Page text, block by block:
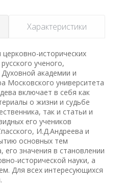
Характеристики
исторических
ученого,
академии и
Московского университета
включает в себя как
о жизни и судьбе
так и статьи и
его учеников
И.Д.Андреева и
основных тем
его значения в становлении
исторической науки, а
Для всех интересующихся